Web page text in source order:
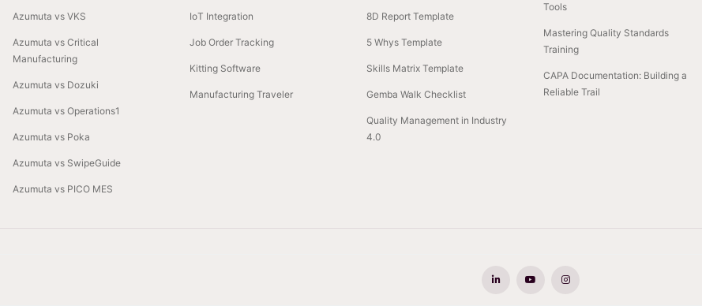
Azumuta vs VKS
Azumuta vs Critical
Manufacturing
Azumuta vs Dozuki
Azumuta vs Operations1
Azumuta vs Poka
Azumuta vs SwipeGuide
Azumuta vs PICO MES
IoT Integration
Job Order Tracking
Kitting Software
Manufacturing Traveler
8D Report Template
5 Whys Template
Skills Matrix Template
Gemba Walk Checklist
Quality Management in Industry
4.0
Tools
Mastering Quality Standards
Training
CAPA Documentation: Building a
Reliable Trail